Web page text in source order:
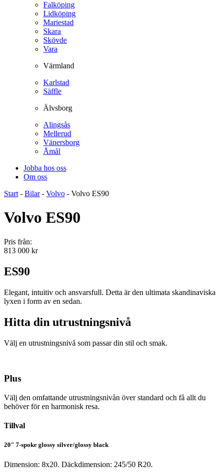
Falköping
Lidköping
Mariestad
Skara
Skövde
Vara
Värmland
Karlstad
Säffle
Älvsborg
Alingsås
Mellerud
Vänersborg
Åmål
Jobba hos oss
Om oss
Start - Bilar- Volvo - Volvo ES90
Volvo ES90
Pris från:
813 000 kr
ES90
Elegant, intuitiv och ansvarsfull. Detta är den ultimata skandinaviska
lyxen i form av en sedan.
Hitta din utrustningsnivå
Välj en utrustningsnivå som passar din stil och smak.
Plus
Välj den omfattande utrustningsnivån över standard och få allt du
behöver för en harmonisk resa.
Tillval
20″ 7-spoke glossy silver/glossy black
Dimension: 8x20. Däckdimension: 245/50 R20.